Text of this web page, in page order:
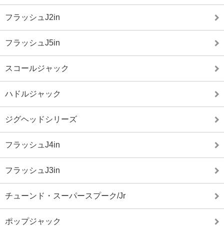
フラッシュJ2in
フラッシュJ5in
スコールジャック
ハドルジャック
ジグヘッドシリーズ
フラッシュJ4in
フラッシュJ3in
チューンド・スーパースプーク/Jr
ポップジャック